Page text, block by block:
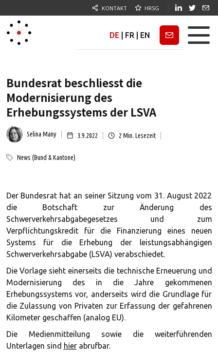
KONTAKT HRSG
DE FR EN Newsletter
Bundesrat beschliesst die
Modernisierung des
Erhebungssystems der LSVA
Selina Many 3.9.2022 2 Min. Lesezeit
News (Bund & Kantone)
Der Bundesrat hat an seiner Sitzung vom 31. August 2022
die Botschaft zur Änderung des
Schwerverkehrsabgabegesetzes und zum
Verpflichtungskredit für die Finanzierung eines neuen
Systems für die Erhebung der leistungsabhängigen
Schwerverkehrsabgabe (LSVA) verabschiedet.
Die Vorlage sieht einerseits die technische Erneuerung und
Modernisierung des in die Jahre gekommenen
Erhebungssystems vor, anderseits wird die Grundlage für
die Zulassung von Privaten zur Erfassung der gefahrenen
Kilometer geschaffen (analog EU).
Die Medienmitteilung sowie die weiterführenden
Unterlagen sind hierabrufbar.